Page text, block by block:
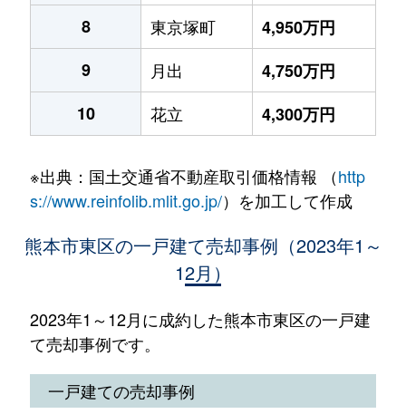
8
東京塚町
4,950万円
9
月出
4,750万円
10
花立 4,300万円
※出典：国土交通省不動産取引価格情報 （http
s://www.reinfolib.mlit.go.jp/）を加工して作成
熊本市東区の一戸建て売却事例（2023年1～
12月）
2023年1～12月に成約した熊本市東区の一戸建
て売却事例です。
一戸建ての売却事例